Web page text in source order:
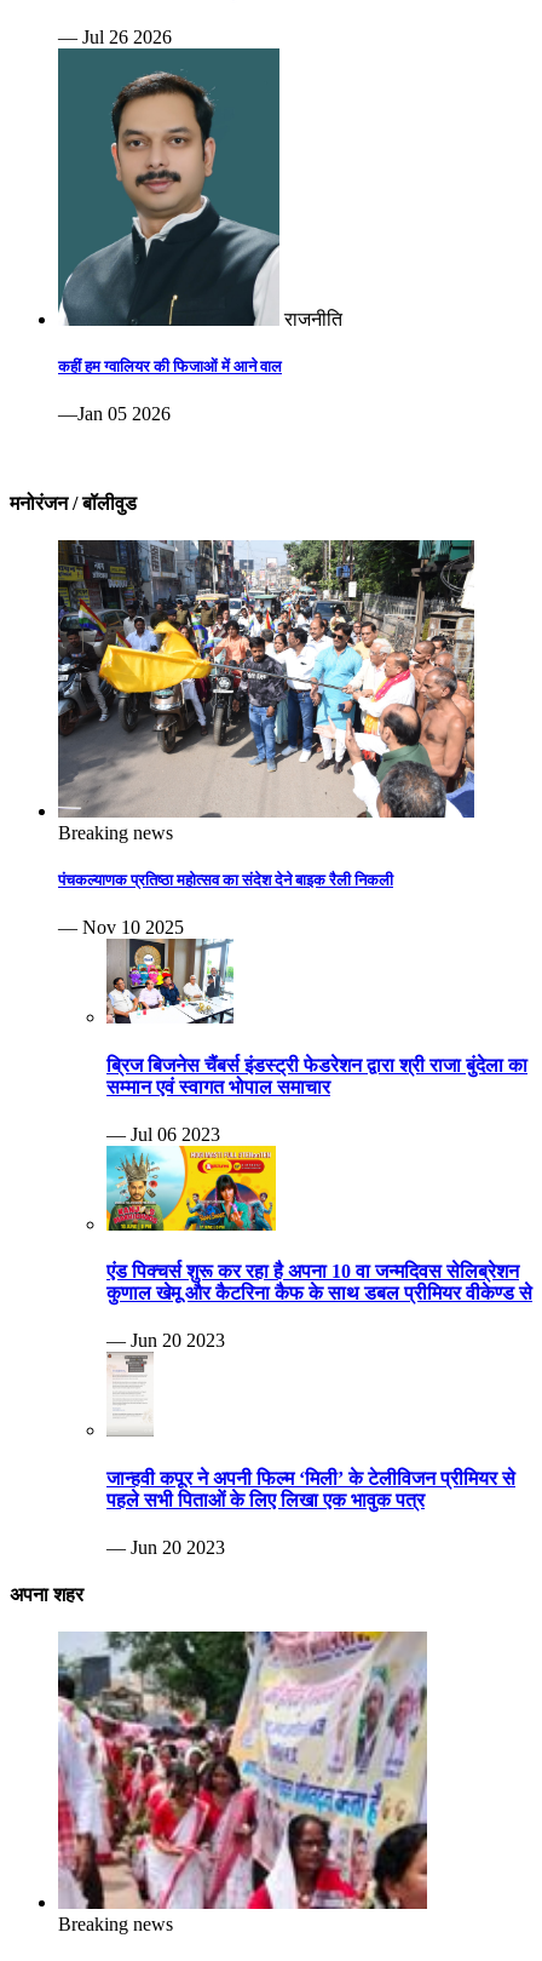
— Jul 26 2026
राजनीति
कहीं हम ग्वालियर की फिजाओं में आने वाल
—Jan 05 2026
मनोरंजन / बॉलीवुड
Breaking news
पंचकल्याणक प्रतिष्ठा महोत्सव का संदेश देने बाइक रैली निकली
— Nov 10 2025
ब्रिज बिजनेस चैंबर्स इंडस्ट्री फेडरेशन द्वारा श्री राजा बुंदेला का
सम्मान एवं स्वागत भोपाल समाचार
— Jul 06 2023
एंड पिक्चर्स शुरू कर रहा है अपना 10 वा जन्मदिवस सेलिब्रेशन
कुणाल खेमू और कैटरिना कैफ के साथ डबल प्रीमियर वीकेण्ड से
— Jun 20 2023
जान्हवी कपूर ने अपनी फिल्म ‘मिली’ के टेलीविजन प्रीमियर से
पहले सभी पिताओं के लिए लिखा एक भावुक पत्र
— Jun 20 2023
अपना शहर
Breaking news